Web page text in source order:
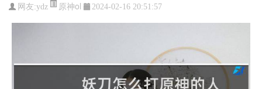
网友:ydz 原神ol 2024-02-16 20:51:57